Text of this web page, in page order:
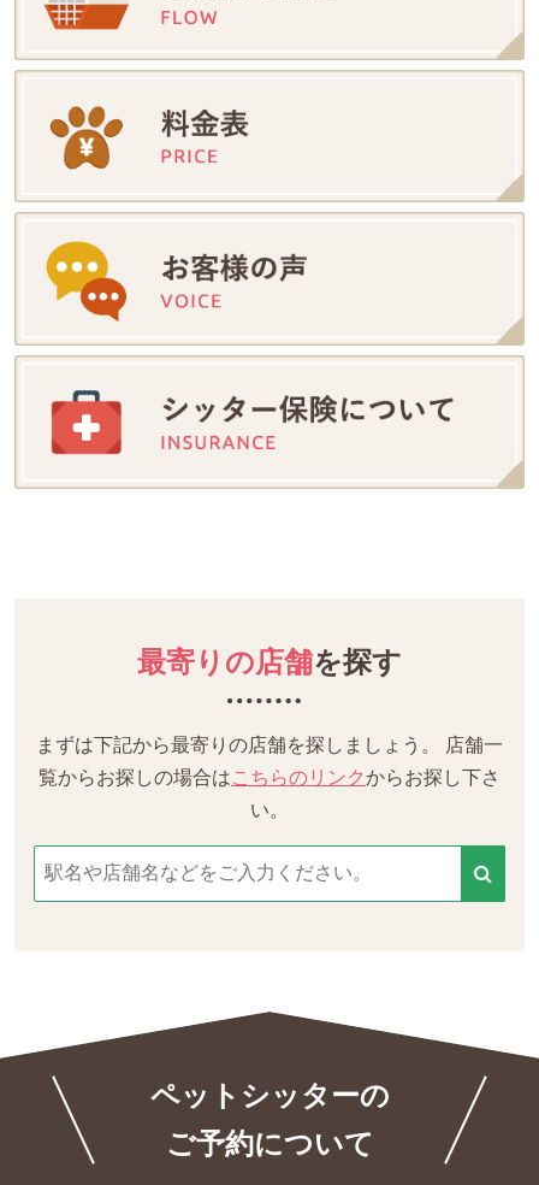
最寄りの店舗を探す
まずは下記から最寄りの店舗を探しましょう。
店舗一
覧からお探しの場合はこちらのリンクからお探し下さ
い。
ペットシッターの
ご予約について